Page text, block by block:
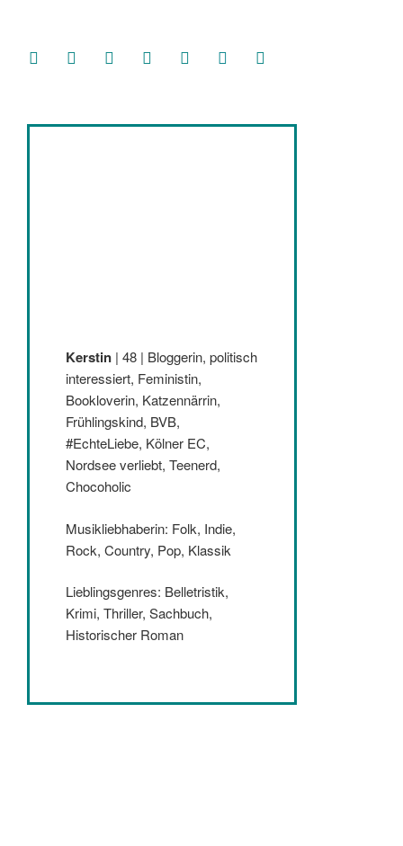
facebooksoundcloud
twitter mastodoninstagramthreads goodreads
Kerstin | 48 | Bloggerin, politisch
interessiert, Feministin,
Bookloverin, Katzennärrin,
Frühlingskind, BVB,
#EchteLiebe, Kölner EC,
Nordsee verliebt, Teenerd,
Chocoholic
Musikliebhaberin: Folk, Indie,
Rock, Country, Pop, Klassik
Lieblingsgenres: Belletristik,
Krimi, Thriller, Sachbuch,
Historischer Roman